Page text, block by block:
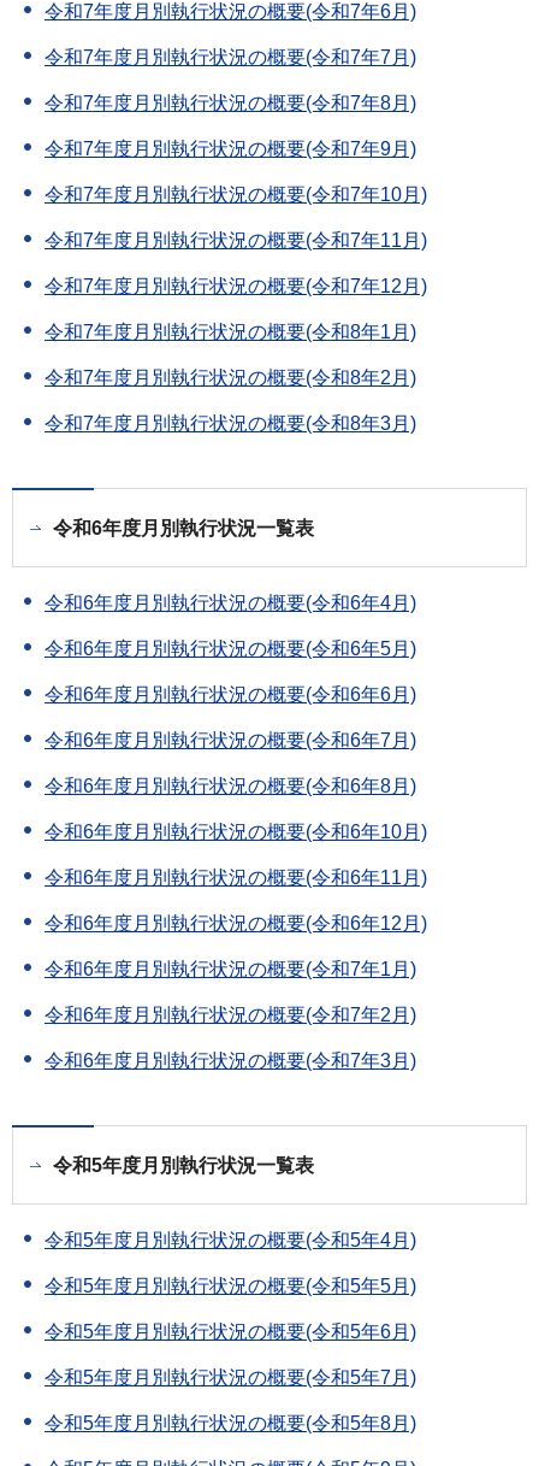
令和7年度月別執行状況の概要(令和7年6月)
令和7年度月別執行状況の概要(令和7年7月)
令和7年度月別執行状況の概要(令和7年8月)
令和7年度月別執行状況の概要(令和7年9月)
令和7年度月別執行状況の概要(令和7年10月)
令和7年度月別執行状況の概要(令和7年11月)
令和7年度月別執行状況の概要(令和7年12月)
令和7年度月別執行状況の概要(令和8年1月)
令和7年度月別執行状況の概要(令和8年2月)
令和7年度月別執行状況の概要(令和8年3月)
令和6年度月別執行状況一覧表
令和6年度月別執行状況の概要(令和6年4月)
令和6年度月別執行状況の概要(令和6年5月)
令和6年度月別執行状況の概要(令和6年6月)
令和6年度月別執行状況の概要(令和6年7月)
令和6年度月別執行状況の概要(令和6年8月)
令和6年度月別執行状況の概要(令和6年10月)
令和6年度月別執行状況の概要(令和6年11月)
令和6年度月別執行状況の概要(令和6年12月)
令和6年度月別執行状況の概要(令和7年1月)
令和6年度月別執行状況の概要(令和7年2月)
令和6年度月別執行状況の概要(令和7年3月)
令和5年度月別執行状況一覧表
令和5年度月別執行状況の概要(令和5年4月)
令和5年度月別執行状況の概要(令和5年5月)
令和5年度月別執行状況の概要(令和5年6月)
令和5年度月別執行状況の概要(令和5年7月)
令和5年度月別執行状況の概要(令和5年8月)